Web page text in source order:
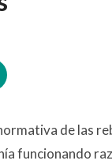
de las
funcionando